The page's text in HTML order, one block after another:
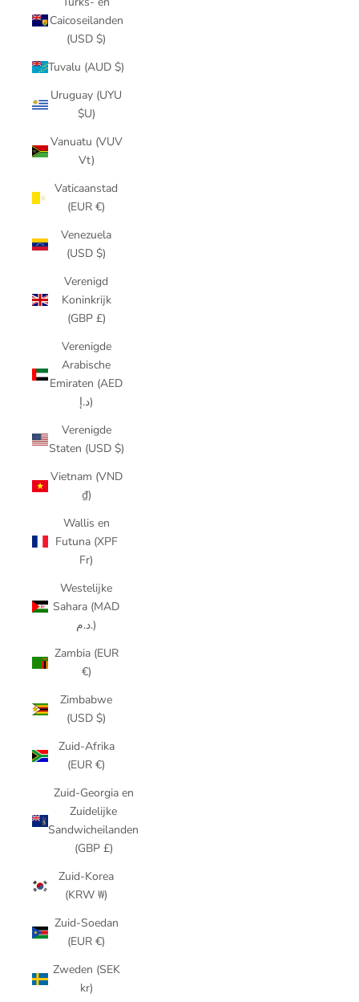
Caicoseilanden
(USD $)
Tuvalu (AUD $)
Uruguay (UYU
$U)
Vanuatu (VUV
Vt)
Vaticaanstad
(EUR €)
Venezuela
(USD $)
Verenigd
Koninkrijk
(GBP £)
Verenigde
Arabische
Emiraten (AED
د.إ)
Verenigde
Staten (USD $)
Vietnam (VND
₫)
Wallis en
Futuna (XPF
Fr)
Westelijke
Sahara (MAD
د.م.)
Zambia (EUR
€)
Zimbabwe
(USD $)
Zuid-Afrika
(EUR €)
Zuid-Georgia en
Zuidelijke
Sandwicheilanden
(GBP £)
Zuid-Korea
(KRW ₩)
Zuid-Soedan
(EUR €)
Zweden (SEK
kr)